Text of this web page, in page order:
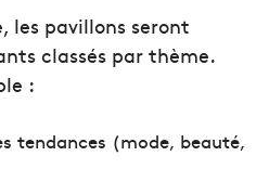
les pavillons seront
classés par thème.
:
tendances (mode, beauté,